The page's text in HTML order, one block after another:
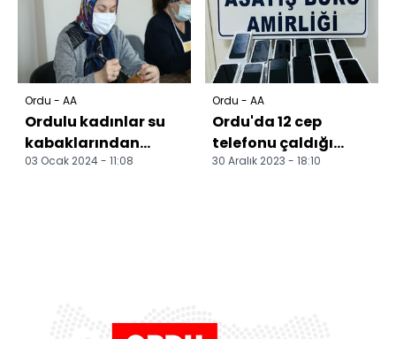
Ordu - AA
Ordulu kadınlar su
kabaklarından
hediyelik eşya
03 Ocak 2024 - 11:08
Ordu - AA
Ordu'da 12 cep
telefonu çaldığı
iddia edilen kişi
30 Aralık 2023 - 18:10